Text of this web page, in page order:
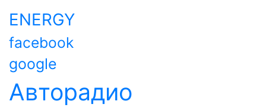
ENERGY
facebook
google
Авторадио